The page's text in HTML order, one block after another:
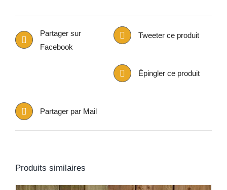
Partager sur
Facebook
Tweeter ce produit
Épingler ce produit
Partager par Mail
Produits similaires